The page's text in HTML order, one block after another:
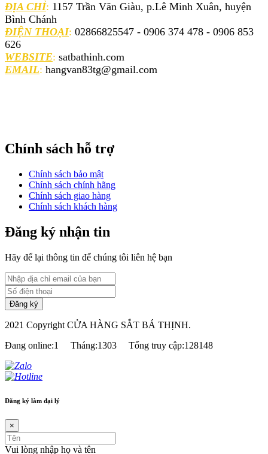
ĐỊA CHỈ: 1157 Trần Văn Giàu, p.Lê Minh Xuân, huyện
Bình Chánh
ĐIỆN THOẠI: 02866825547 - 0906 374 478 - 0906 853
626
WEBSITE: satbathinh.com
EMAIL: hangvan83tg@gmail.com
Chính sách hỗ trợ
Chính sách bảo mật
Chính sách chính hãng
Chính sách giao hàng
Chính sách khách hàng
Đăng ký nhận tin
Hãy để lại thông tin để chúng tôi liên hệ bạn
2021 Copyright CỬA HÀNG SẮT BÁ THỊNH.
Đang online:1
Tháng:1303 Tổng truy cập:128148
Đăng ký làm đại lý
×
Vui lòng nhập họ và tên